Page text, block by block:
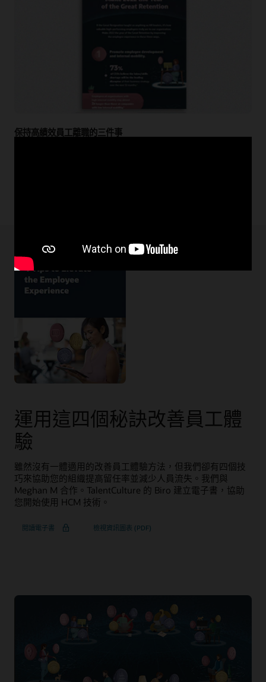
保持高績效員工離職的三件事
運用這四個秘訣改善員工體
驗
雖然沒有一體適用的改善員工體驗方法，但我們卻有四個技
巧來協助您的組織提高留任率並減少人員流失。我們與
Meghan M 合作。TalentCulture 的 Biro 建立電子書，協助
您開始使用 HCM 技術。
閱讀電子書 檢視資訊圖表 (PDF)